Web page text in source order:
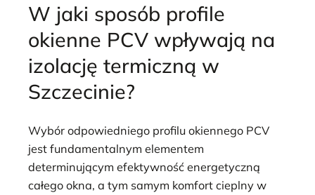
W jaki sposób profile
okienne PCV wpływają na
izolację termiczną w
Szczecinie?
Wybór odpowiedniego profilu okiennego PCV
jest fundamentalnym elementem
determinującym efektywność energetyczną
całego okna, a tym samym komfort cieplny w